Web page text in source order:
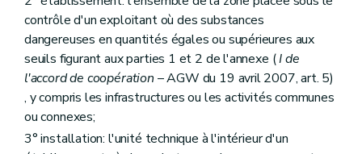
Art. 265
Art. 266
Sous-section 4 Explosifs
Art. 267
Sous-section 5 Air
Art. 268
Art. 269
Art. 270
Art. 271
contrôle d'un exploitant où des substances
dangereuses en quantités égales ou supérieures aux
seuils figurant aux parties 1 et 2 de l'annexe (I de
l'accord de coopération – AGW du 19 avril 2007, art. 5)
, y compris les infrastructures ou les activités communes
ou connexes;
3° installation: l'unité technique à l'intérieur d'un